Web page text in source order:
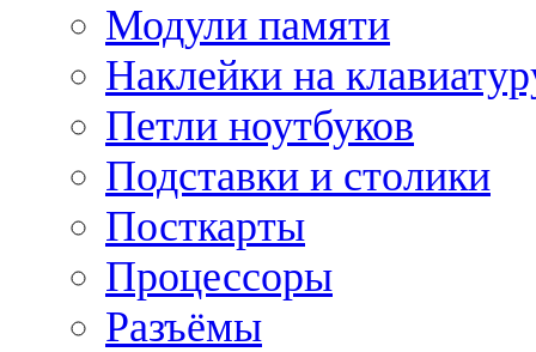
Модули памяти
Наклейки на
Петли ноутбуков
Подставки и столики
Посткарты
Процессоры
Разъёмы